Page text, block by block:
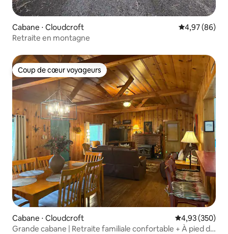
Cabane ⋅ Cloudcroft Évaluation
4,97 (86)
Retraite en montagne
Coup de cœur voyageurs
Coup de cœur voyageurs
Cabane ⋅ Cloudcroft Évaluation
4,93 (350)
Grande cabane | Retraite familiale confortable + À pied du